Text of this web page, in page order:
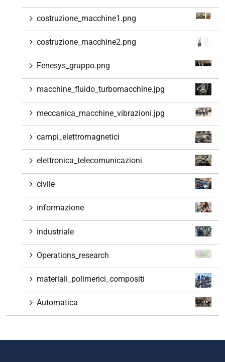
costruzione_macchine1.png
costruzione_macchine2.png
Fenesys_gruppo.png
macchine_fluido_turbomacchine.jpg
meccanica_macchine_vibrazioni.jpg
campi_elettromagnetici
elettronica_telecomunicazioni
civile
informazione
industriale
Operations_research
materiali_polimerici_compositi
Automatica